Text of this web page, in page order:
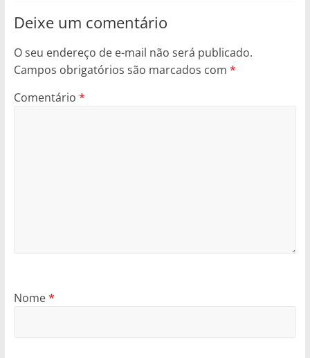
Deixe um comentário
O seu endereço de e-mail não será publicado.
Campos obrigatórios são marcados com *
Comentário *
Nome*